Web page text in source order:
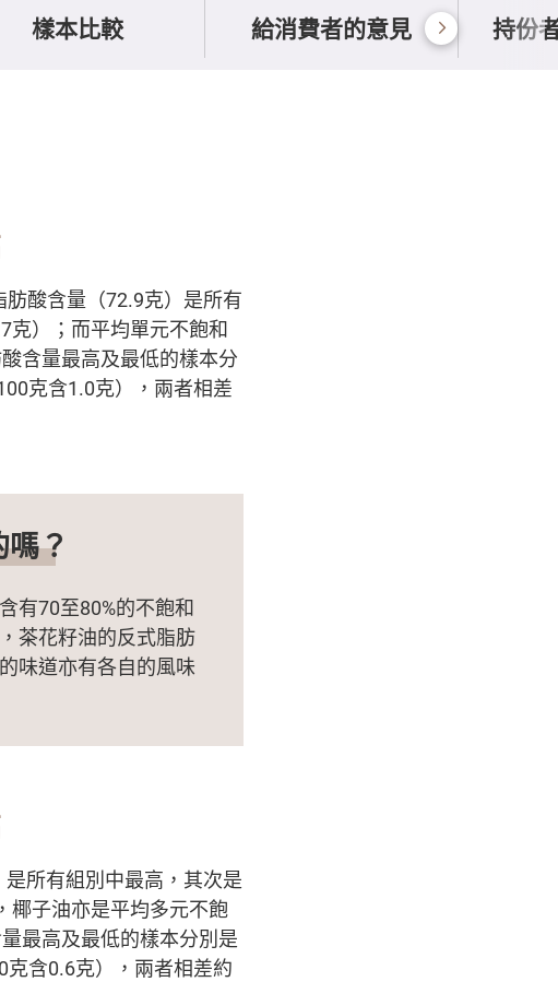
樣本比較 給消費者的意見 持份
酸含量（72.9克）是所有
克）；而平均單元不飽和
含量最高及最低的樣本分
克含1.0克），兩者相差
？
有70至80%的不飽和
茶花籽油的反式脂肪
味道亦有各自的風味
所有組別中最高，其次是
椰子油亦是平均多元不飽
最高及最低的樣本分別是
克含0.6克），兩者相差約